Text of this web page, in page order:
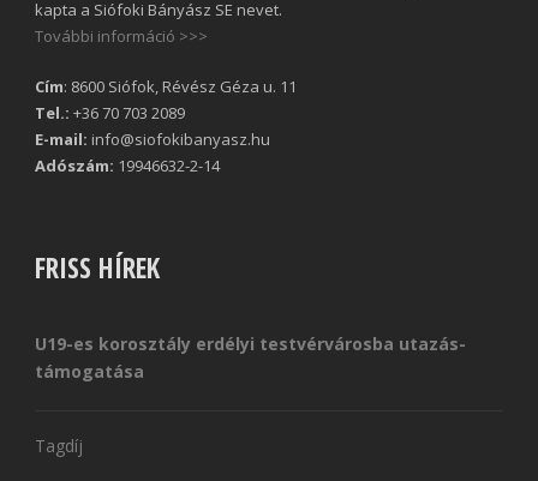
kapta a Siófoki Bányász SE nevet.
További információ >>>
Cím: 8600 Siófok, Révész Géza u. 11
Tel.: +36 70 703 2089
E-mail: info@siofokibanyasz.hu
Adószám: 19946632-2-14
FRISS HÍREK
U19-es korosztály erdélyi testvérvárosba utazás-
támogatása
Tagdíj